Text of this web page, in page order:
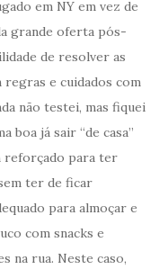
em NY em vez de
grande oferta pós-
de resolver as
e cuidados com
não testei, mas fiquei
boa já sair “de casa”
reforçado para ter
ter de ficar
para almoçar e
com snacks e
na rua. Neste caso,